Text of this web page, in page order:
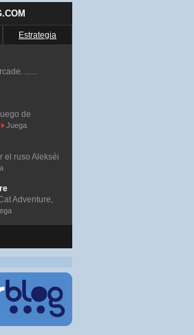
Estrategia
......
de
Juega
el ruso Alekséi
Adventure,